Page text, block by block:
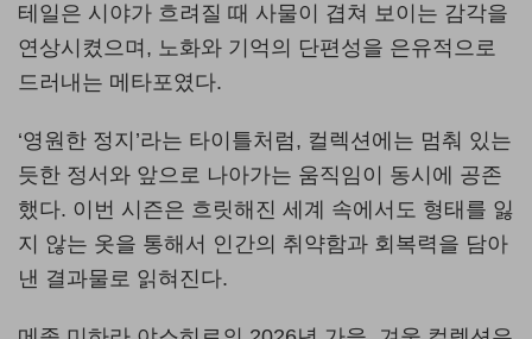
테일은 시야가 흐려질 때 사물이 겹쳐 보이는 감각을
연상시켰으며 , 노화와 기억의 단편성을 은유적으로
드러내는 메타포였다.
‘영원한 정지 ’라는 타이틀처럼 , 컬렉션에는 멈춰 있는
듯한 정서와 앞으로 나아가는 움직임이 동시에 공존
했다. 이번 시즌은 흐릿해진 세계 속에서도 형태를 잃
지 않는 옷을 통해서 인간의 취약함과 회복력을 담아
낸 결과물로 읽혀진다.